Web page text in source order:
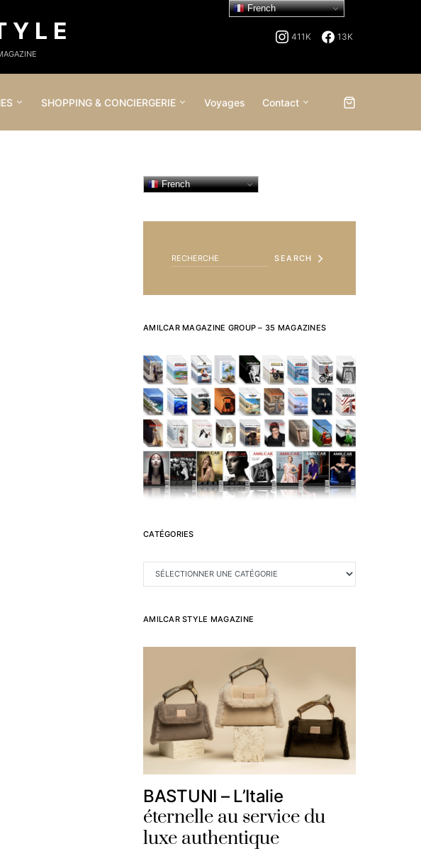
411K 13K
SHOPPING & CONCIERGERIE Voyages Contact
French
SEARCH
AMILCAR MAGAZINE GROUP – 35 MAGAZINES
CATÉGORIES
CATÉGORIES
AMILCAR STYLE MAGAZINE
BASTUNI – L’Italie
éternelle au service du
luxe authentique
French